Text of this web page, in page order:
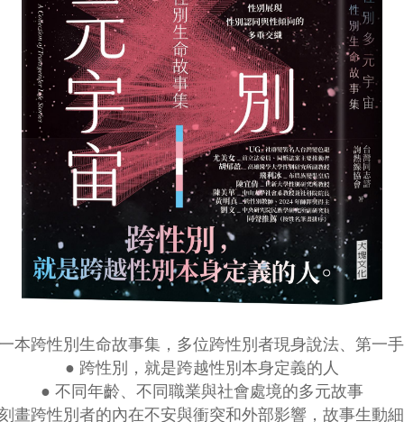
本跨性別生命故事集，多位跨性別者現身說法、第一
● 跨性別，就是跨越性別本身定義的人
● 不同年齡、不同職業與社會處境的多元故事
畫跨性別者的內在不安與衝突和外部影響，故事生動